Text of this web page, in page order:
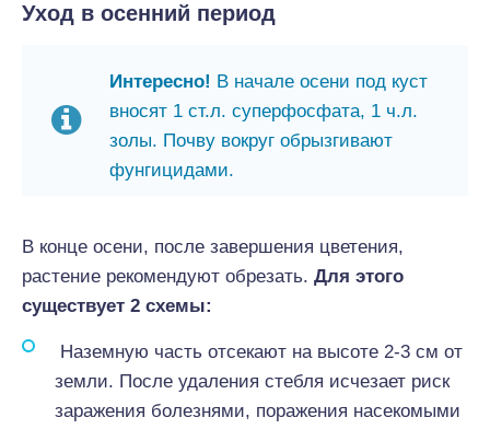
Уход в осенний период
Интересно! В начале осени под куст
вносят 1 ст.л. суперфосфата, 1 ч.л.
золы. Почву вокруг обрызгивают
фунгицидами.
В конце осени, после завершения цветения,
растение рекомендуют обрезать. Для этого
существует 2 схемы:
Наземную часть отсекают на высоте 2-3 см от
земли. После удаления стебля исчезает риск
заражения болезнями, поражения насекомыми